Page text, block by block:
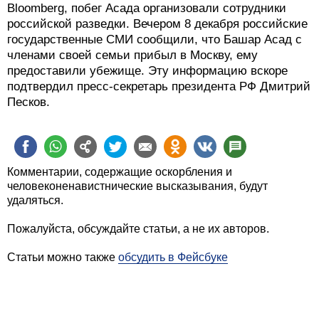
Bloomberg, побег Асада организовали сотрудники
российской разведки. Вечером 8 декабря российские
государственные СМИ сообщили, что Башар Асад с
членами своей семьи прибыл в Москву, ему
предоставили убежище. Эту информацию вскоре
подтвердил пресс-секретарь президента РФ Дмитрий
Песков.
Комментарии, содержащие оскорбления и
человеконенавистнические высказывания, будут
удаляться.
Пожалуйста, обсуждайте статьи, а не их авторов.
Статьи можно также обсудить в Фейсбуке